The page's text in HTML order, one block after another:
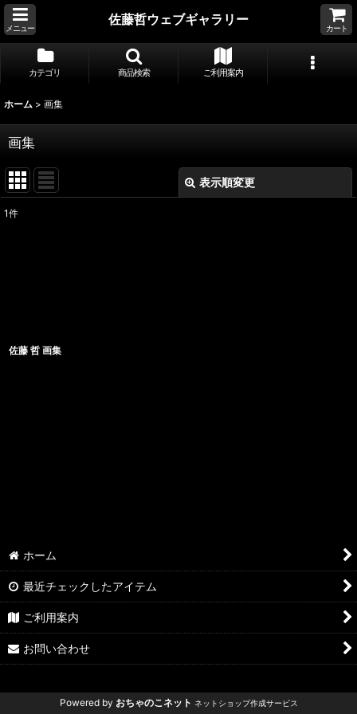
メニュー
佐藤哲ウェブギャラリー
カート
カテゴリ 商品検索 ご利用案内
ホーム > 画集
画集
表示順変更
1件
佐藤 哲 画集
ホーム
最近チェックしたアイテム
ご利用案内
お問い合わせ
Powered by おちゃのこネット ネットショップ作成サービス